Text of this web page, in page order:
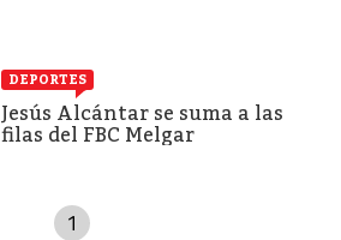
DEPORTES
Jesús Alcántar se suma a las
filas del FBC Melgar
1